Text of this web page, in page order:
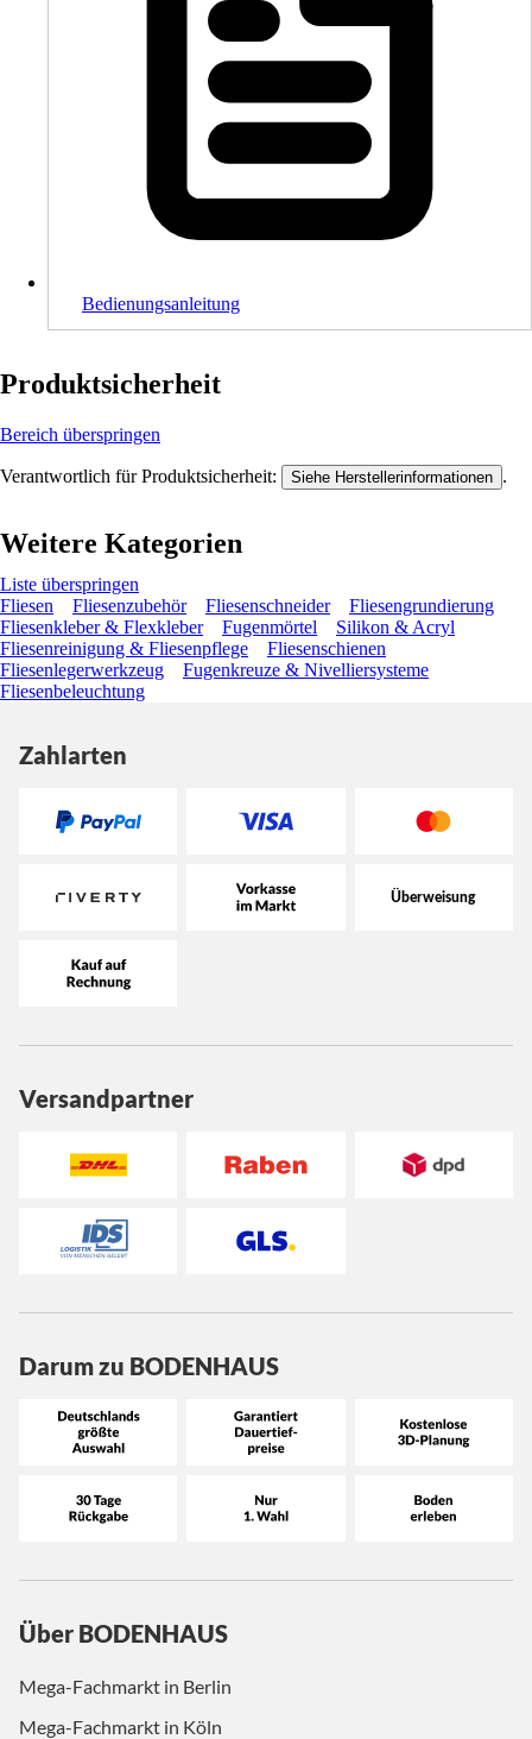
Bedienungsanleitung
Produktsicherheit
Bereich überspringen
Verantwortlich für Produktsicherheit: Siehe Herstellerinformationen .
Weitere Kategorien
Liste überspringen
Fliesen
Fliesenzubehör Fliesenschneider
Fliesengrundierung
Fliesenkleber & Flexkleber
Fugenmörtel
Silikon & Acryl
Fliesenreinigung & Fliesenpflege
Fliesenschienen
Fliesenlegerwerkzeug
Fugenkreuze & Nivelliersysteme
Fliesenbeleuchtung
Zahlarten
Versandpartner
Darum zu BODENHAUS
Über BODENHAUS
Mega-Fachmarkt in Berlin
Mega-Fachmarkt in Köln